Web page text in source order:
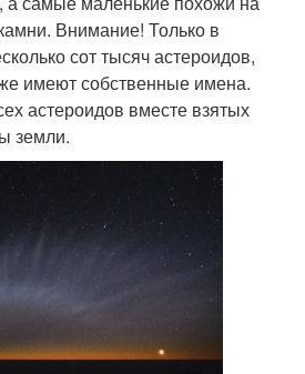
Внимание! Только в
сот тысяч астероидов,
имеют собственные имена.
астероидов вместе взятых
земли.